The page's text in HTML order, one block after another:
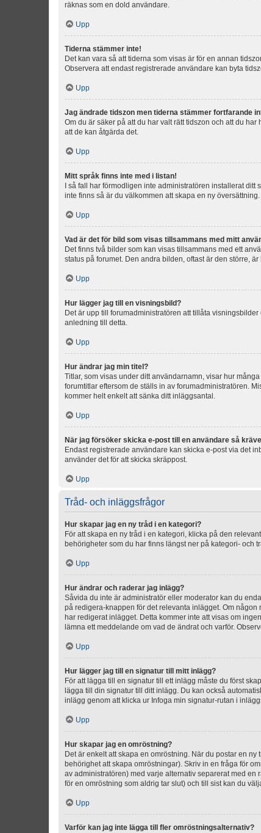
räknas som en dold användare.
Upp
Tiderna stämmer inte!
Det kan vara så att tiderna som visas är för en annan
Observera att endast registrerade användare kan byta
Upp
Jag ändrade tidszon men tiderna stämmer fortfarande
Om du är säker på att du har valt rätt tidszon och att du
att de kan åtgärda det.
Upp
Mitt språk finns inte med i listan!
I så fall har förmodligen inte administratören installerat
inte finns så är du välkommen att skapa en ny
Upp
Vad är det för bild som visas tillsammans med mitt
Det finns två bilder som kan visas tillsammans med ett
status på forumet. Den andra bilden, oftast är den större,
Upp
Hur lägger jag till en visningsbild?
Det är upp till forumadministratören att tillåta
anledning till detta.
Upp
Hur ändrar jag min titel?
Titlar, som visas under ditt användarnamn, visar hur
forumtitlar eftersom de ställs in av forumadministratören.
kommer helt enkelt att sänka ditt inläggsantal.
Upp
När jag försöker skicka e-post till en användare så
Endast registrerade användare kan skicka e-post via det
använder det för att skicka skräppost.
Upp
Tråd- och inläggsfrågor
Hur skapar jag en ny tråd i en kategori?
För att skapa en ny tråd i en kategori, klicka på den
behörigheter som du har finns längst ner på kategori- och
Upp
Hur ändrar och raderar jag inlägg?
Såvida du inte är administratör eller moderator kan du
på redigera-knappen för det relevanta inlägget. Om
har redigerat inlägget. Detta kommer inte att visas om
lämna ett meddelande om vad de ändrat och varför.
Upp
Hur lägger jag till en signatur till mitt inlägg?
För att lägga till en signatur till ett inlägg måste du först
lägga till din signatur till ditt inlägg. Du kan också
inlägg genom att klicka ur Infoga min signatur-rutan i
Upp
Hur skapar jag en omröstning?
Det är enkelt att skapa en omröstning. När du postar en
behörighet att skapa omröstningar). Skriv in en fråga för
av administratören) med varje alternativ separerat med
för en omröstning som aldrig tar slut) och till sist kan du
Upp
Varför kan jag inte lägga till fler omröstningsalternativ?